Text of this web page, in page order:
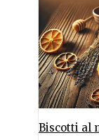
Biscotti al